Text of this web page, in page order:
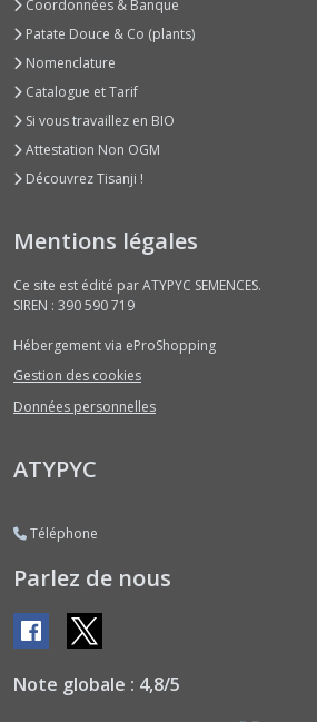
Classiques
(9)
Betteraves
Jeunes
(2)
(2)
Bourraches
Brèdes
(1)
Cardons
(1)
Coordonnées & Banque
Patate Douce & Co (plants)
Nomenclature
Catalogue et Tarif
Si vous travaillez en BIO
Attestation Non OGM
Découvrez Tisanji !
Mentions légales
Ce site est édité par ATYPYC SEMENCES.
SIREN : 390 590 719
Hébergement via eProShopping
Gestion des cookies
Données personnelles
ATYPYC
Téléphone
Parlez de nous
Note globale : 4,8/5